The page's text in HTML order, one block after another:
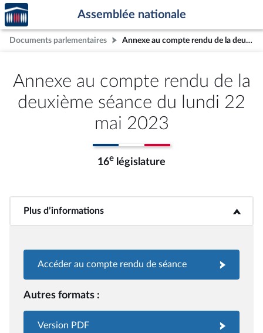
Aller au contenu
Aller en bas de la page
Accèder
à la
page
d'accueil
Assemblée nationale
Documents parlementaires Annexe au compte rendu de la deuxième séance du lundi 22 mai 2023
Annexe au compte rendu de la
deuxième séance du lundi 22
mai 2023
16e législature
Plus d’informations<b>Plus d’informations</b>
Accéder au compte rendu de séance
Autres formats :
Version PDF